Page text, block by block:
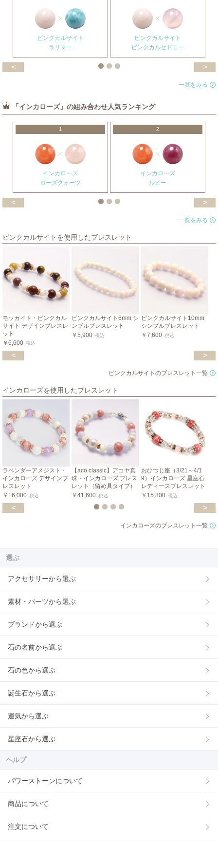
ピンクカルサイト
ラリマー
ピンクカルサイト
ピンクカルセドニー
< >
一覧をみる
「インカローズ」の組み合わせ人気ランキング
1
インカローズ
ローズクォーツ
2
インカローズ
ルビー
< >
一覧をみる
ピンクカルサイトを使用したブレスレット
モッカイト・ピンクカル
サイト デザインブレスレ
ット
￥6,600 税込
ピンクカルサイト6mm シ
ンプルブレスレット
￥5,900 税込
ピンクカルサイト10mm
シンプルブレスレット
￥7,600 税込
< >
ピンクカルサイトのブレスレット一覧
インカローズを使用したブレスレット
ラベンダーアメジスト・
インカローズ デザインブ
レスレット
￥16,000 税込
【aco classic】アコヤ真
珠・インカローズ ブレス
レット（留め具タイプ）
￥41,600 税込
おひつじ座（3/21～4/1
9）インカローズ 星座石
レディースブレスレット
￥15,800 税込
< >
インカローズのブレスレット一覧
選ぶ
アクセサリーから選ぶ
素材・パーツから選ぶ
ブランドから選ぶ
石の名前から選ぶ
石の色から選ぶ
誕生石から選ぶ
運気から選ぶ
星座石から選ぶ
ヘルプ
パワーストーンについて
商品について
注文について